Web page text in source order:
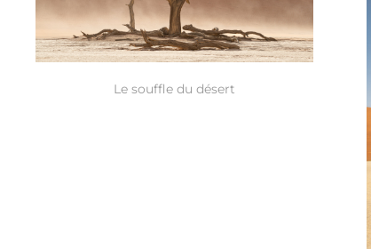
Le souffle du désert